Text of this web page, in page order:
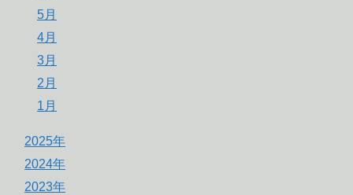
5月
4月
3月
2月
1月
2025年
2024年
2023年